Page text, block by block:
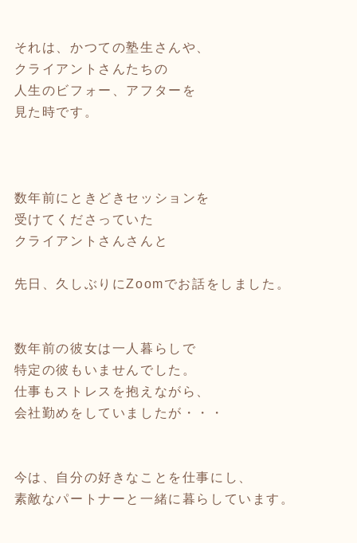
それは、かつての塾生さんや、
クライアントさんたちの
人生のビフォー、アフターを
見た時です。
数年前にときどきセッションを
受けてくださっていた
クライアントさんさんと
先日、久しぶりにZoomでお話をしました。
数年前の彼女は一人暮らしで
特定の彼もいませんでした。
仕事もストレスを抱えながら、
会社勤めをしていましたが・・・
今は、自分の好きなことを仕事にし、
素敵なパートナーと一緒に暮らしています。